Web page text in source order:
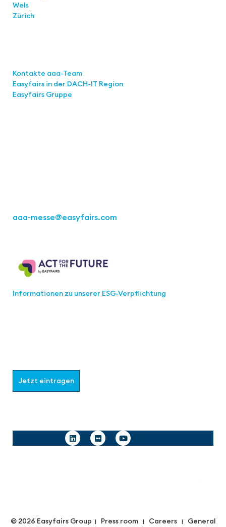
Wels
Zürich
Kontakte aaa-Team
Easyfairs in der DACH-IT Region
Easyfairs Gruppe
aaa-messe@easyfairs.com
Informationen zu unserer ESG-Verpflichtung
Jetzt eintragen
© 2026 Easyfairs Group | Press room| Careers| General